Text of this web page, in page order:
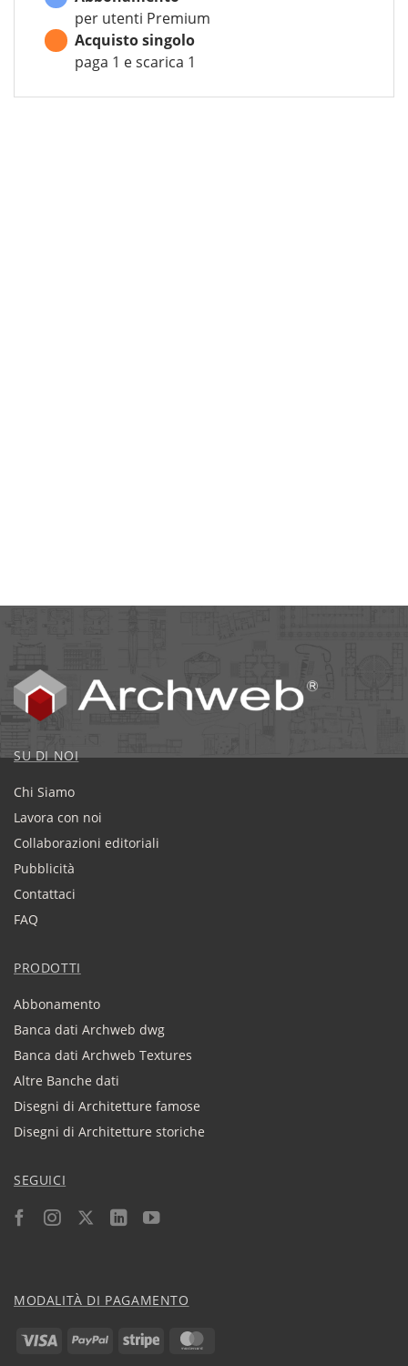
per utenti Premium
Acquisto singolo
paga 1 e scarica 1
SU DI NOI
Chi Siamo
Lavora con noi
Collaborazioni editoriali
Pubblicità
Contattaci
FAQ
PRODOTTI
Abbonamento
Banca dati Archweb dwg
Banca dati Archweb Textures
Altre Banche dati
Disegni di Architetture famose
Disegni di Architetture storiche
SEGUICI
MODALITÀ DI PAGAMENTO
Visa PayPal Stripe